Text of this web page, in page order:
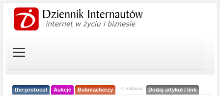
the:protocol Aukcje Bukmacherzy < reklama Dodaj artykuł / link